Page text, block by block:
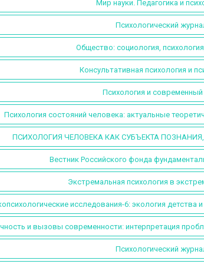
Мир науки. Педагогика и
Психологический
Общество: социология,
Консультативная психология и
Психология и современный
Психология состояний человека: актуальные
ПСИХОЛОГИЯ ЧЕЛОВЕКА КАК СУБЪЕКТА
Вестник Российского фонда
Экстремальная психология в
исследования-6: экология детства
и вызовы современности: интерпретация
Психологический